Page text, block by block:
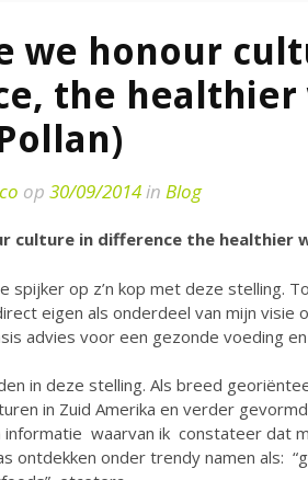
we honour
the healthier
op 30/09/2014in Blog
culture in difference the healthier
spijker op z’n kop met deze stelling.
eigen als onderdeel van mijn visie
advies voor een gezonde voeding
in deze stelling. Als breed
in Zuid Amerika en verder
informatie waarvan ik constateer dat
ontdekken onder trendy namen als: